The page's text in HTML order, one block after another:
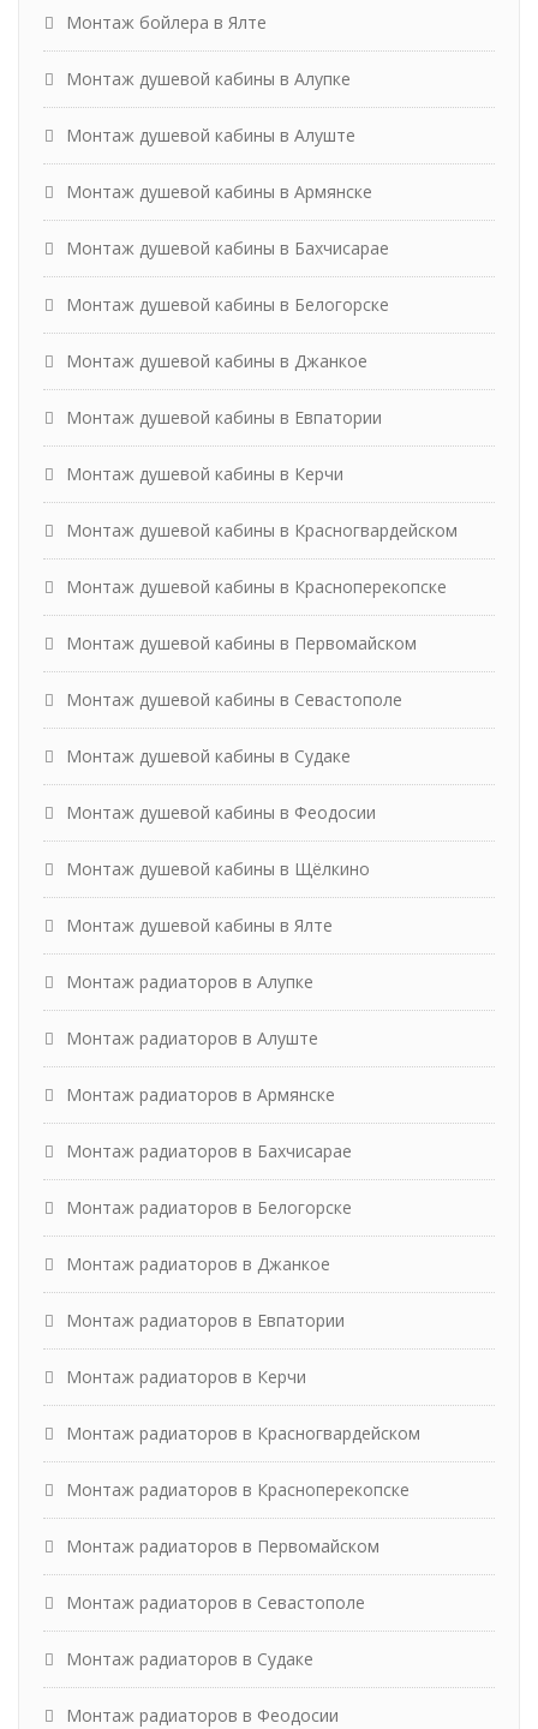
Монтаж бойлера в Ялте
Монтаж душевой кабины в Алупке
Монтаж душевой кабины в Алуште
Монтаж душевой кабины в Армянске
Монтаж душевой кабины в Бахчисарае
Монтаж душевой кабины в Белогорске
Монтаж душевой кабины в Джанкое
Монтаж душевой кабины в Евпатории
Монтаж душевой кабины в Керчи
Монтаж душевой кабины в Красногвардейском
Монтаж душевой кабины в Красноперекопске
Монтаж душевой кабины в Первомайском
Монтаж душевой кабины в Севастополе
Монтаж душевой кабины в Судаке
Монтаж душевой кабины в Феодосии
Монтаж душевой кабины в Щёлкино
Монтаж душевой кабины в Ялте
Монтаж радиаторов в Алупке
Монтаж радиаторов в Алуште
Монтаж радиаторов в Армянске
Монтаж радиаторов в Бахчисарае
Монтаж радиаторов в Белогорске
Монтаж радиаторов в Джанкое
Монтаж радиаторов в Евпатории
Монтаж радиаторов в Керчи
Монтаж радиаторов в Красногвардейском
Монтаж радиаторов в Красноперекопске
Монтаж радиаторов в Первомайском
Монтаж радиаторов в Севастополе
Монтаж радиаторов в Судаке
Монтаж радиаторов в Феодосии